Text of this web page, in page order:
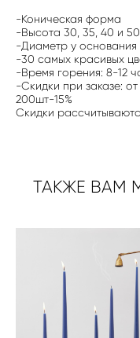
-Коническая форма
-Высота 30, 35, 40 и
-Диаметр у основания
-30 самых красивых
-Время горения: 8-12
-Скидки при заказе:
200шт-15%
Скидки
ТАКЖЕ ВАМ